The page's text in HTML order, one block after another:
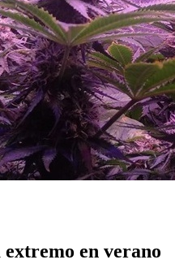
en verano